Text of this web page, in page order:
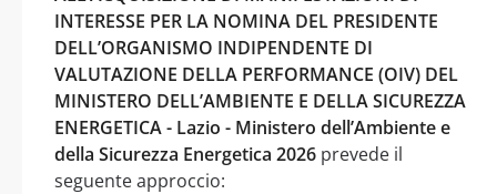
INTERESSE PER LA NOMINA DEL PRESIDENTE
DELL’ORGANISMO INDIPENDENTE DI
VALUTAZIONE DELLA PERFORMANCE (OIV) DEL
MINISTERO DELL’AMBIENTE E DELLA SICUREZZA
ENERGETICA - Lazio - Ministero dell’Ambiente e
della Sicurezza Energetica 2026 prevede il
seguente approccio: